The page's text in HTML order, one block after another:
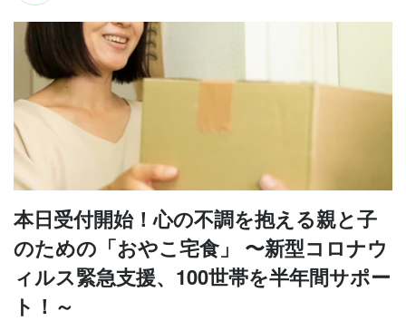
本日受付開始！心の不調を抱える親と子
のための「おやこ宅食」 〜新型コロナウ
ィルス緊急支援、100世帯を半年間サポー
ト！～